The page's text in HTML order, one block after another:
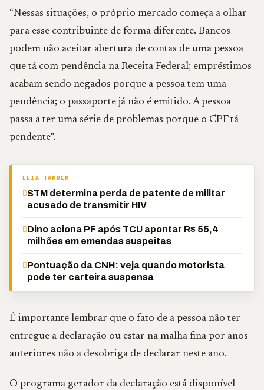
“Nessas situações, o próprio mercado começa a olhar
para esse contribuinte de forma diferente. Bancos
podem não aceitar abertura de contas de uma pessoa
que tá com pendência na Receita Federal; empréstimos
acabam sendo negados porque a pessoa tem uma
pendência; o passaporte já não é emitido. A pessoa
passa a ter uma série de problemas porque o CPF tá
pendente”.
LEIA TAMBÉM
STM determina perda de patente de militar
acusado de transmitir HIV
Dino aciona PF após TCU apontar R$ 55,4
milhões em emendas suspeitas
Pontuação da CNH: veja quando motorista
pode ter carteira suspensa
É importante lembrar que o fato de a pessoa não ter
entregue a declaração ou estar na malha fina por anos
anteriores não a desobriga de declarar neste ano.
O programa gerador da declaração está disponível